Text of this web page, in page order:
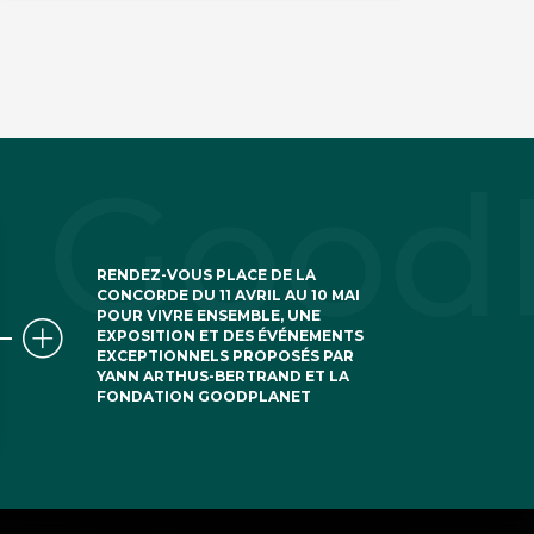
RENDEZ-VOUS PLACE DE LA
CONCORDE DU 11 AVRIL AU 10 MAI
POUR VIVRE ENSEMBLE, UNE
EXPOSITION ET DES ÉVÉNEMENTS
EXCEPTIONNELS PROPOSÉS PAR
YANN ARTHUS-BERTRAND ET LA
FONDATION GOODPLANET